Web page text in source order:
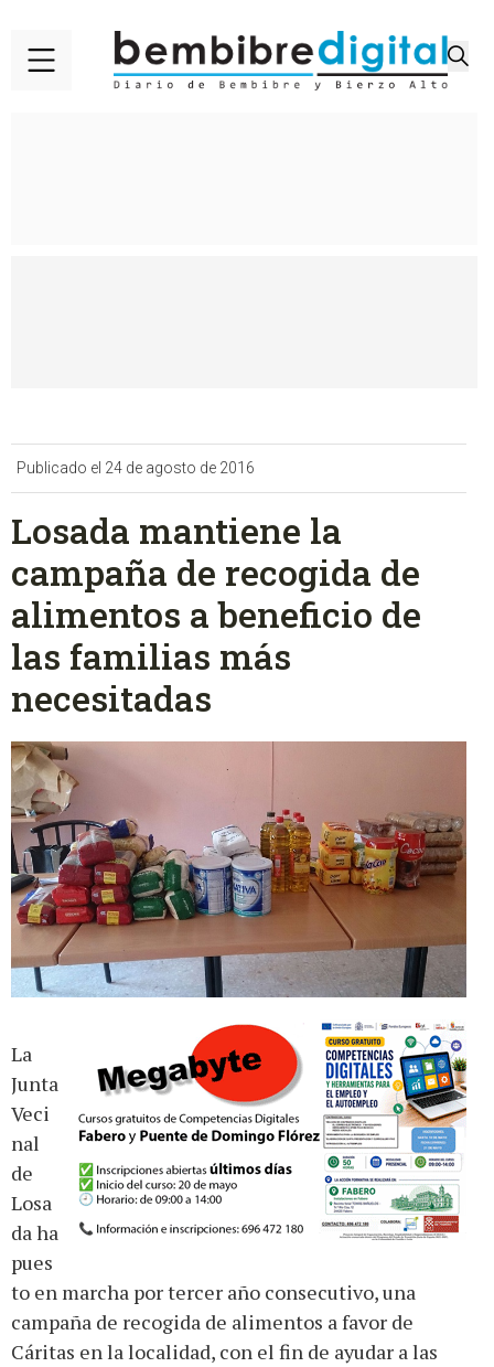
Publicado el 24 de agosto de 2016
Losada mantiene la
campaña de recogida de
alimentos a beneficio de
las familias más
necesitadas
La
Junta
Veci
nal
de
Losa
da ha
pues
to en marcha por tercer año consecutivo, una
campaña de recogida de alimentos a favor de
Cáritas en la localidad, con el fin de ayudar a las